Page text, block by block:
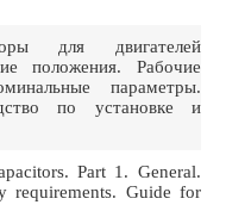
для двигателей
положения. Рабочие
параметры.
по установке и
Part 1. General.
requirements. Guide for